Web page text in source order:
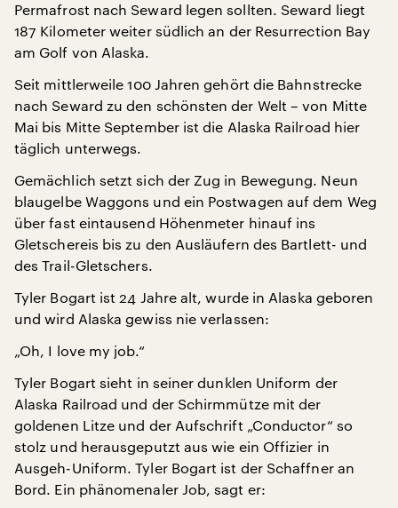
Permafrost nach Seward legen sollten. Seward liegt
187 Kilometer weiter südlich an der Resurrection Bay
am Golf von Alaska.
Seit mittlerweile 100 Jahren gehört die Bahnstrecke
nach Seward zu den schönsten der Welt – von Mitte
Mai bis Mitte September ist die Alaska Railroad hier
täglich unterwegs.
Gemächlich setzt sich der Zug in Bewegung. Neun
blaugelbe Waggons und ein Postwagen auf dem Weg
über fast eintausend Höhenmeter hinauf ins
Gletschereis bis zu den Ausläufern des Bartlett- und
des Trail-Gletschers.
Tyler Bogart ist 24 Jahre alt, wurde in Alaska geboren
und wird Alaska gewiss nie verlassen:
„Oh, I love my job.“
Tyler Bogart sieht in seiner dunklen Uniform der
Alaska Railroad und der Schirmmütze mit der
goldenen Litze und der Aufschrift „Conductor“ so
stolz und herausgeputzt aus wie ein Offizier in
Ausgeh-Uniform. Tyler Bogart ist der Schaffner an
Bord. Ein phänomenaler Job, sagt er: